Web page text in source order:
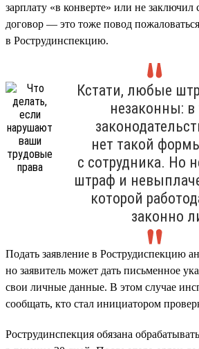
зарплату «в конверте» или не заключил
договор — это тоже повод пожаловаться
в Рострудинспекцию.
Кстати, любые
незаконны: в
нет такой
с сотрудника. Но
штраф и
которой
законно
Подать заявление в Рострудиспекцию
но заявитель может дать письменное
свои личные данные. В этом случае
сообщать, кто стал инициатором
Рострудинспекция обязана